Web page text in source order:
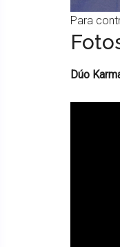
Para
Dúo